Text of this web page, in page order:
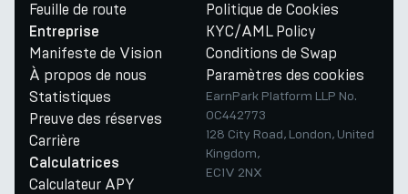
Feuille de route
Entreprise
Manifeste de Vision
À propos de nous
Statistiques
Preuve des réserves
Carrière
Calculatrices
Calculateur APY
Politique de Cookies
KYC/AML Policy
Conditions de Swap
Paramètres des cookies
EarnPark Platform LLP No.
OC442773
128 City Road, London, United
Kingdom,
EC1V 2NX